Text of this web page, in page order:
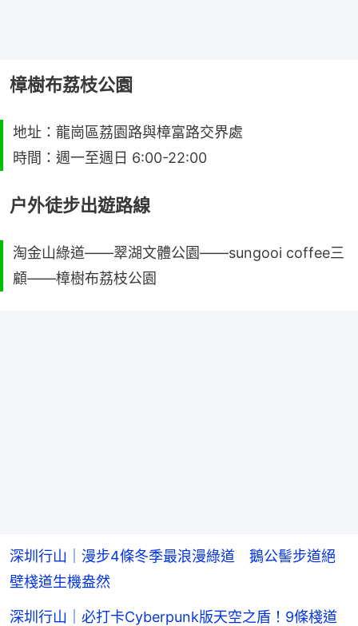
樟樹布荔枝公園
地址：龍崗區荔園路與樟富路交界處
時間：週一至週日 6:00-22:00
户外徒步出遊路線
淘金山綠道——翠湖文體公園——sungooi coffee三
顧——樟樹布荔枝公園
深圳行山｜漫步4條冬季最浪漫綠道 鵝公髻步道絕
壁棧道生機盎然
深圳行山｜必打卡Cyberpunk版天空之盾！9條棧道